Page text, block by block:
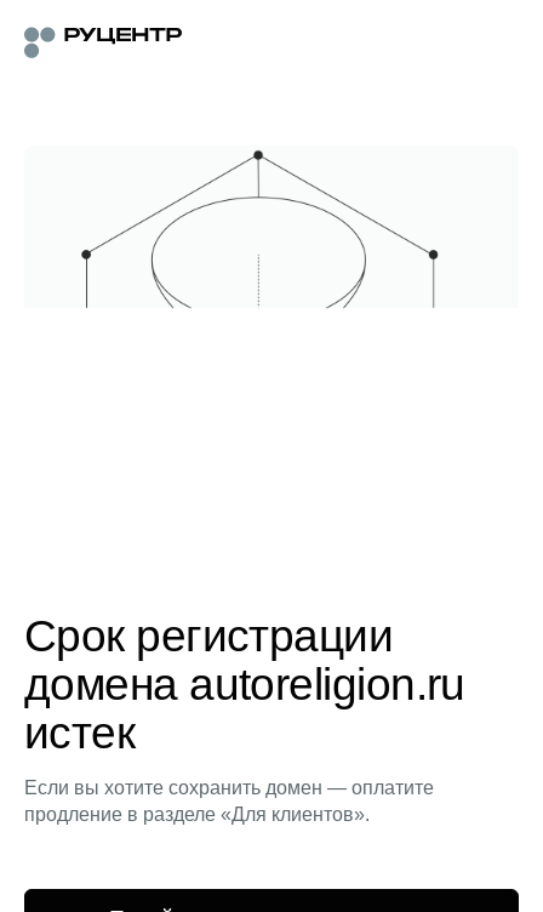
Срок регистрации
домена autoreligion.ru
истек
Если вы хотите сохранить домен — оплатите
продление в разделе «Для клиентов».